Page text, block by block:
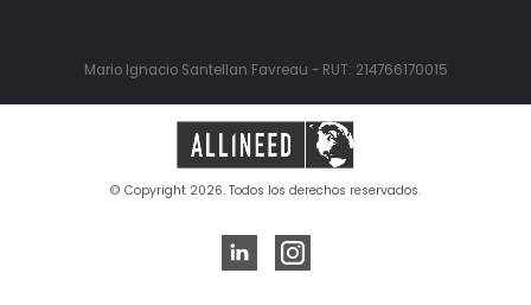
Mario Ignacio Santellan Favreau - RUT: 214766170015
© Copyright 2026. Todos los derechos reservados.